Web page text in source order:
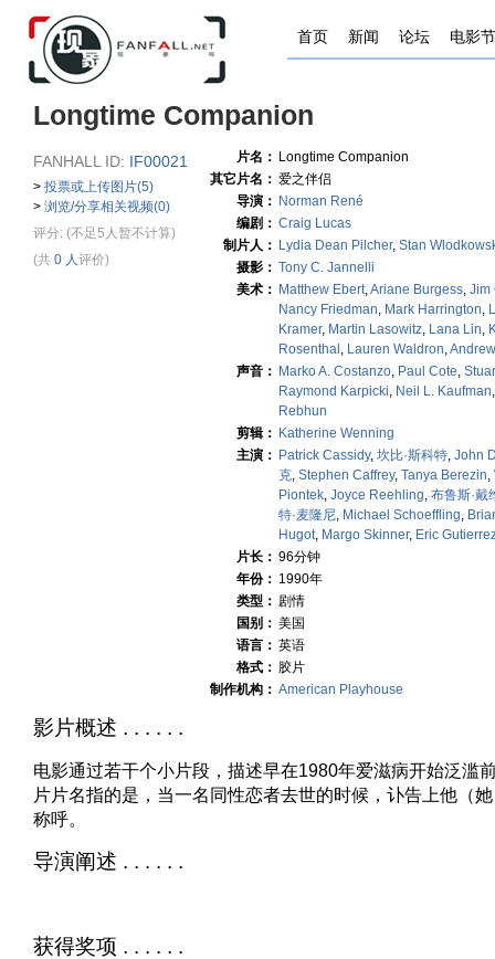
首页 新闻 论坛 电影节
Longtime Companion
FANHALL ID: IF00021
> 投票或上传图片(5)
> 浏览/分享相关视频(0)
评分: (不足5人暂不计算)
(共 0 人评价)
片名： Longtime Companion
其它片名： 爱之伴侣
导演： Norman René
编剧： Craig Lucas
制片人： Lydia Dean Pilcher, Stan
摄影： Tony C. Jannelli
美术： Matthew Ebert,Ariane Burgess, Jim
Nancy Friedman, Mark Harrington,
Kramer, Martin Lasowitz, Lana Lin,
Rosenthal , Lauren Waldron,
声音： Marko A. Costanzo, Paul Cote,
Raymond Karpicki, Neil L. Kaufman
Rebhun
剪辑： Katherine Wenning
主演： Patrick Cassidy, 坎比·斯科特, John
克, Stephen Caffrey, Tanya Berezin,
Piontek, Joyce Reehling, 布鲁斯·戴
特·麦隆尼, Michael Schoeffling,
Hugot, Margo Skinner, Eric
片长： 96分钟
年份： 1990年
类型： 剧情
国别： 美国
语言： 英语
格式： 胶片
制作机构： American Playhouse
影片概述 . . . . . .
电影通过若干个小片段，描述早在1980年爱滋病开始泛滥
片片名指的是，当一名同性恋者去世的时候，讣告上他（
称呼。
导演阐述 . . . . . .
获得奖项 . . . . . .